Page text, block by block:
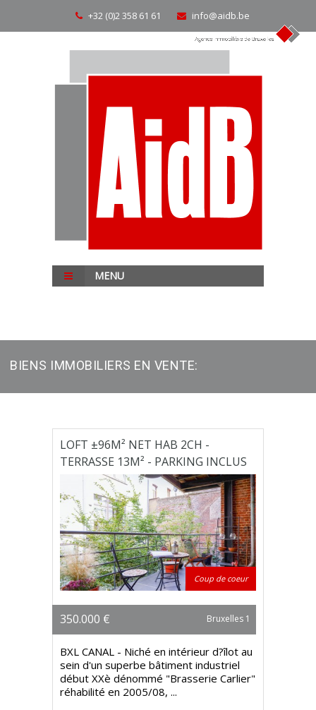
+32 (0)2 358 61 61 info@aidb.be
MENU
BIENS IMMOBILIERS EN VENTE:
LOFT ±96M² NET HAB 2CH -
TERRASSE 13M² - PARKING INCLUS
Coup de coeur
350.000 € Bruxelles 1
BXL CANAL - Niché en intérieur d?îlot au
sein d'un superbe bâtiment industriel
début XXè dénommé "Brasserie Carlier"
réhabilité en 2005/08, ...